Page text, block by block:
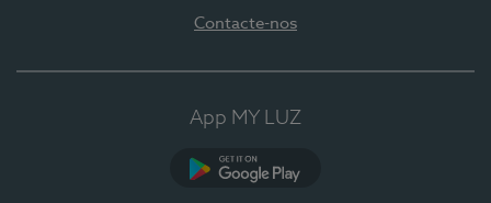
Contacte-nos
App MY LUZ